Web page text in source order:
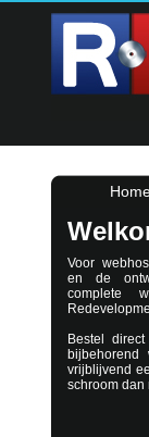
Voor
en de
complete
Bestel
bijbehorend
vrijblijvend
schroom dan